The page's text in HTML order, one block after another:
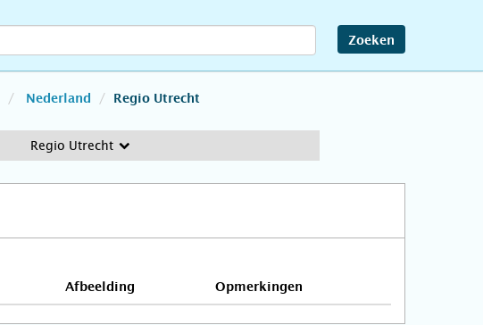
Zoeken
Nederland Regio Utrecht
Regio Utrecht
Afbeelding Opmerkingen